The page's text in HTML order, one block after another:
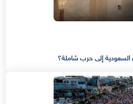
السعودية إلى حرب شاملة؟